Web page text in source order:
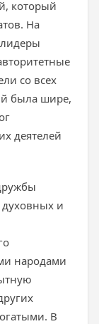
который
На
со всех
была шире,
деятелей
духовных и
народами
В